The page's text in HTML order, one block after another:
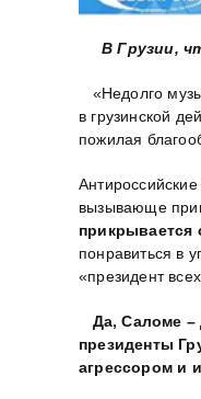
В Грузии,
«Недолго
в грузинской
пожилая
вызывающе
прикрывается
понравиться в
«президент
Да, Саломе –
президенты
агрессором и